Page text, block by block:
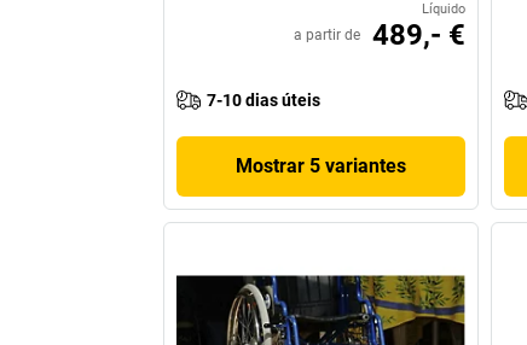
Líquido
a partir de 489,- €
7-10 dias úteis
Mostrar 5 variantes